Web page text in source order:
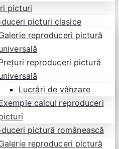
picturi
picturi clasice
reproduceri pictură
reproduceri pictură
Lucrări de vânzare
calcul reproduceri
pictură românească
reproduceri pictură